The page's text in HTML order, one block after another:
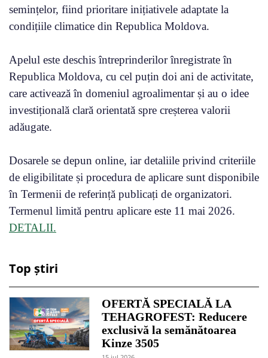
semințelor, fiind prioritare inițiativele adaptate la
condițiile climatice din Republica Moldova.
Apelul este deschis întreprinderilor înregistrate în
Republica Moldova, cu cel puțin doi ani de activitate,
care activează în domeniul agroalimentar și au o idee
investițională clară orientată spre creșterea valorii
adăugate.
Dosarele se depun online, iar detaliile privind criteriile
de eligibilitate și procedura de aplicare sunt disponibile
în Termenii de referință publicați de organizatori.
Termenul limită pentru aplicare este 11 mai 2026.
DETALII.
Top știri
OFERTĂ SPECIALĂ LA
TEHAGROFEST: Reducere
exclusivă la semănătoarea
Kinze 3505